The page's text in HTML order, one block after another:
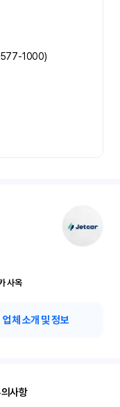
1000)
187-25	제트카 사옥
업체 소개 및 정보
사항